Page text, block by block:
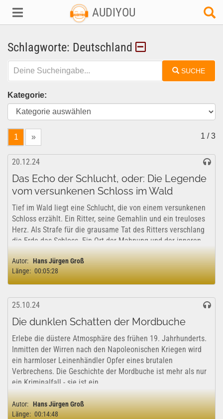
AUDIYOU
Schlagworte: Deutschland
SUCHE
Kategorie:
1 » 1 / 3
20.12.24
Das Echo der Schlucht, oder: Die Legende
vom versunkenen Schloss im Wald
Tief im Wald liegt eine Schlucht, die von einem versunkenen
Schloss erzählt. Ein Ritter, seine Gemahlin und ein treuloses
Herz. Als Strafe für die grausame Tat des Ritters verschlang
die Erde das Schloss. Ein Ort der Mahnung und der inneren
Reflexion....
Autor: Hans Jürgen Groß
Länge: 00:05:28
25.10.24
Die dunklen Schatten der Mordbuche
Erlebe die düstere Atmosphäre des frühen 19. Jahrhunderts.
Inmitten der Wirren nach den Napoleonischen Kriegen wird
ein harmloser Leinenhändler Opfer eines brutalen
Verbrechens. Die Geschichte der Mordbuche ist mehr als nur
ein Kriminalfall - sie ist ein...
Autor: Hans Jürgen Groß
Länge: 00:14:48